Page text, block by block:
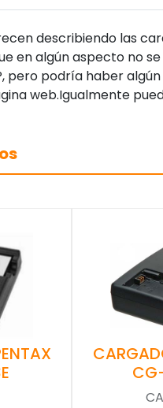
describiendo las
en algún aspecto no
pero podría haber
web.Igualmente